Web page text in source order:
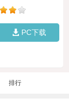
PC下载
排行